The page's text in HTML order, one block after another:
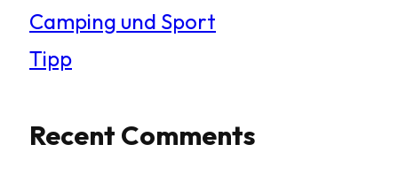
Camping und Sport
Tipp
Recent Comments